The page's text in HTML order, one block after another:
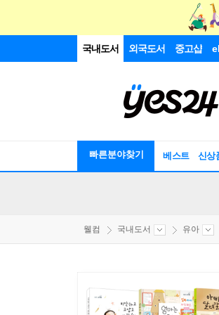
국내도서 외국도서 중고샵
빠른분야찾기 베스트 신상
웰컴 국내도서 유아